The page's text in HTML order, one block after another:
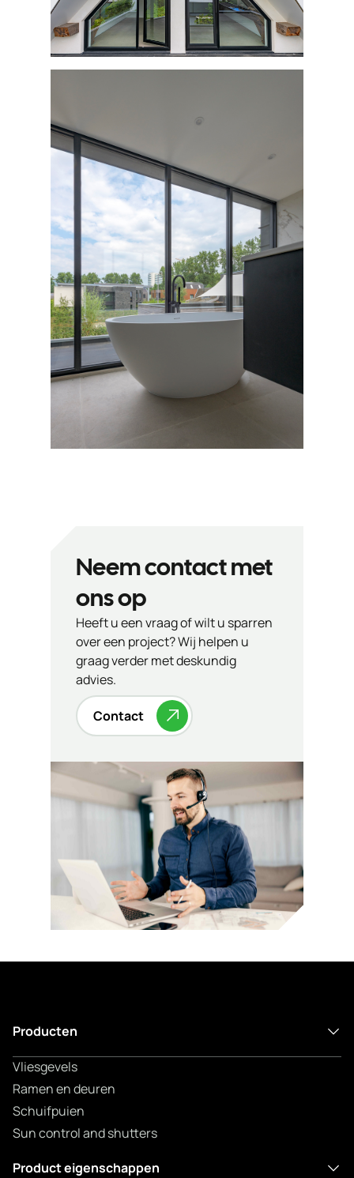
Neem contact met
ons op
Heeft u een vraag of wilt u sparren
over een project? Wij helpen u
graag verder met deskundig
advies.
Contact
Producten
Vliesgevels
Ramen en deuren
Schuifpuien
Sun control and shutters
Product eigenschappen